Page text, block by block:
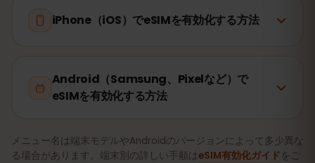
iPhone（iOS）でeSIMを有効化する方法
Android（Samsung、Pixelなど）で
eSIMを有効化する方法
メニュー名は端末モデルやAndroidのバージョンによって多少異な
る場合があります。端末別の詳しい手順はeSIM有効化ガイドをご